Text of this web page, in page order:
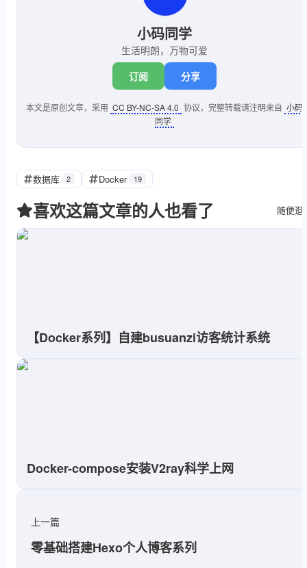
小码同学
生活明朗，万物可爱
订阅 分享
本文是原创文章，采用 CC BY-NC-SA 4.0 协议，完整转载请注明来自 小码
同学
数据库 2 Docker 19
喜欢这篇文章的人也看了 随便逛
【Docker系列】自建busuanzi访客统计系统
Docker-compose安装V2ray科学上网
上一篇
零基础搭建Hexo个人博客系列